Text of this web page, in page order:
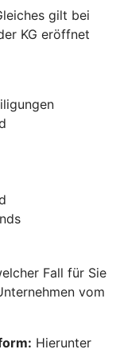
gilt bei
KG eröffnet
Fall für Sie
vom
Hierunter